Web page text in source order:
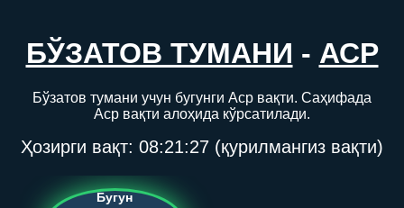
БЎЗАТОВ ТУМАНИ - АСР
Бўзатов тумани учун бугунги Аср вақти. Саҳифада
Аср вақти алоҳида кўрсатилади.
Ҳозирги вақт: 08:21:27 (қурилмангиз вақти)
Бугун